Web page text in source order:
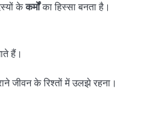
केकर्मोंका हिस्सा बनता है।
हैं।
जीवन के रिश्तों में उलझे रहना।